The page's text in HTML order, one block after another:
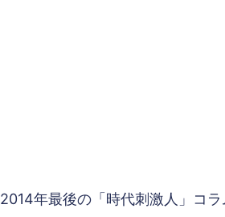
2014年最後の「時代刺激人」コ